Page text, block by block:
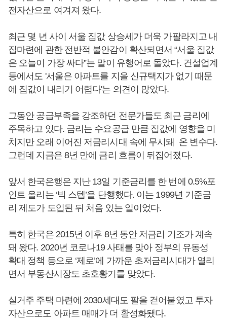
전자산으로 여겨져 왔다.
최근 몇 년 사이 서울 집값 상승세가 더욱 가팔라지고 내
집마련에 관한 전반적 불안감이 확산되면서 “서울 집값
은 오늘이 가장 싸다”는 말이 유행어로 돌았다. 건설업계
등에서도 '서울은 아파트를 지을 신규택지가 없기 때문
에 집값이 내리기 어렵다'는 의견이 많았다.
그동안 공급부족을 강조하던 전문가들도 최근 금리에
주목하고 있다. 금리는 수요공급 만큼 집값에 영향을 미
치지만 오래 이어진 저금리시대 속에 무시돼 온 변수다.
그런데 지금은 8년 만에 금리 흐름이 뒤집어졌다.
앞서 한국은행은 지난 13일 기준금리를 한 번에 0.5%포
인트 올리는 ‘빅 스텝’을 단행했다. 이는 1999년 기준금
리 제도가 도입된 뒤 처음 있는 일이었다.
특히 한국은 2015년 이후 8년 동안 저금리 기조가 계속
돼 왔다. 2020년 코로나19 사태를 맞아 정부의 유동성
확대 정책 등으로 ‘제로’에 가까운 초저금리시대가 열리
면서 부동산시장도 초호황기를 맞았다.
실거주 주택 마련에 2030세대도 팔을 걷어붙였고 투자
자산으로도 아파트 매매가 더 활성화됐다.